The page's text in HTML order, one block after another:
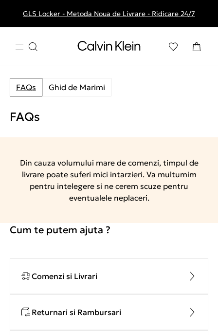
Livrare gratuita la comenzile de peste 250 RON
GLS Locker - Metoda Noua de Livrare - Ridicare 24/7
FAQs Ghid de Marimi
FAQs
Din cauza volumului mare de comenzi, timpul de
livrare poate suferi mici intarzieri. Va multumim
pentru intelegere si ne cerem scuze pentru
eventualele neplaceri.
Cum te putem ajuta ?
Comenzi si Livrari
Returnari si Rambursari